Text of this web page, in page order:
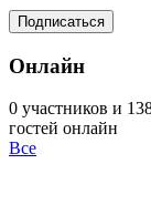
Онлайн
0 участников и
гостей онлайн
Все